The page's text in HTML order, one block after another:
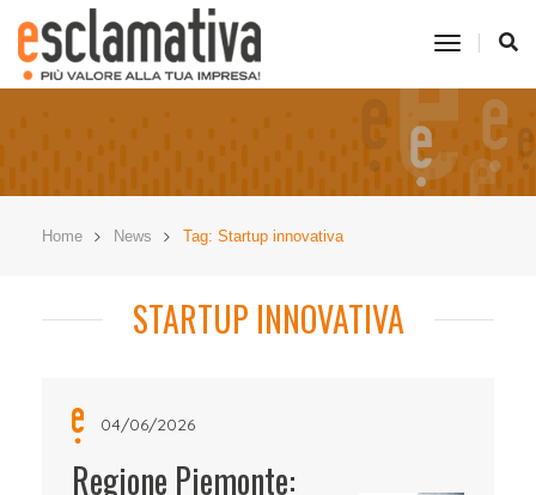
toggle
Home News Tag: Startup innovativa
STARTUP INNOVATIVA
04/06/2026
Regione Piemonte: